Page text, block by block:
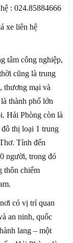
: 024.85884666
xe liên hệ
tâm công nghiệp,
cũng là trung
thương mại và
thành phố lớn
Hải Phòng còn là
thị loại 1 trung
Tính đến
người, trong đó
thôn chiếm
có vị trí quan
an ninh, quốc
lang – một